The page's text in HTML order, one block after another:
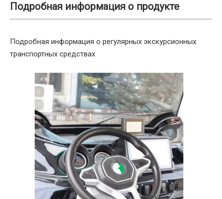
Подробная информация о продукте
Подробная информация о регулярных экскурсионных
транспортных средствах